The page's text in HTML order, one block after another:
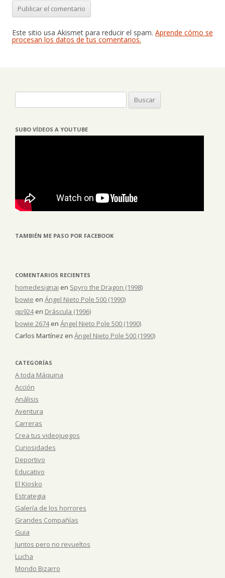
Este sitio usa Akismet para reducir el spam. Aprende cómo se
procesan los datos de tus comentarios.
SUBO VÍDEOS A YOUTUBE
TAMBIÉN ME PASO POR FACEBOOK
COMENTARIOS RECIENTES
homedesignai en Spyro the Dragon (1998)
bowie en Ángel Nieto Pole 500 (1990)
qp924en Dráscula (1996)
bowie 2674en Ángel Nieto Pole 500 (1990)
Carlos Martínez en Ángel Nieto Pole 500 (1990)
CATEGORÍAS
A toda Máquina
Acción
Análisis
Aventura
Carreras
Crea tus videojuegos
Curiosidades
Deportivo
Educativo
El Kiosko
Estrategia
Galería de los horrores
Grandes Compañías
Guia
Juntos pero no revueltos
Lucha
Mondo Bizarro